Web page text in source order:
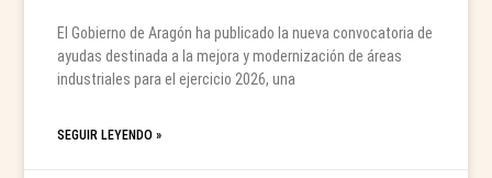
El Gobierno de Aragón ha publicado la nueva convocatoria de
ayudas destinada a la mejora y modernización de áreas
industriales para el ejercicio 2026, una
SEGUIR LEYENDO »